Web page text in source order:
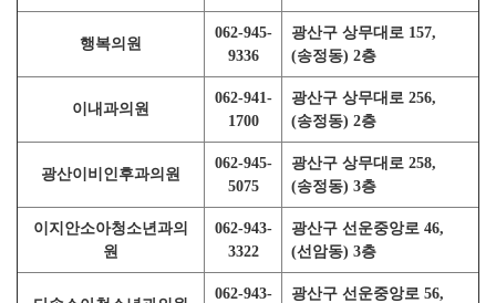
행복의원
062-945-
9336
광산구 상무대로 157,
(송정동) 2층
이내과의원
062-941-
1700
광산구 상무대로 256,
(송정동) 2층
광산이비인후과의원
062-945-
5075
광산구 상무대로 258,
(송정동) 3층
이지안소아청소년과의
원
062-943-
3322
광산구 선운중앙로 46,
(선암동) 3층
062-943-
광산구 선운중앙로 56,